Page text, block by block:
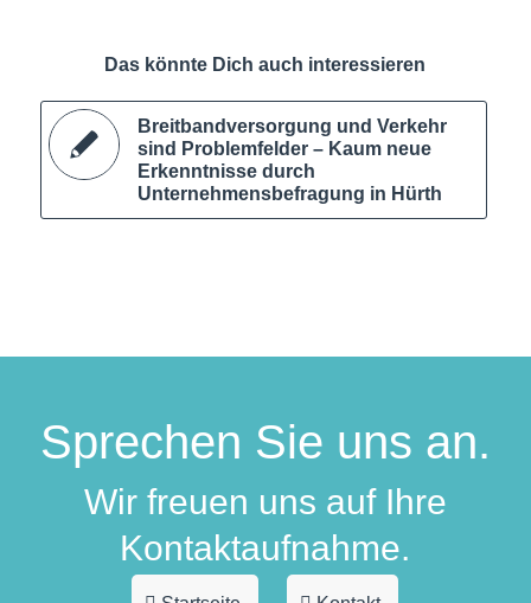
Das könnte Dich auch interessieren
Breitbandversorgung und Verkehr
sind Problemfelder – Kaum neue
Erkenntnisse durch
Unternehmensbefragung in Hürth
Sprechen Sie uns an.
Wir freuen uns auf Ihre
Kontaktaufnahme.